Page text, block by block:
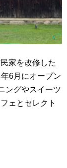
家を改修した
6月にオープン
ングやスイーツ
ェとセレクト